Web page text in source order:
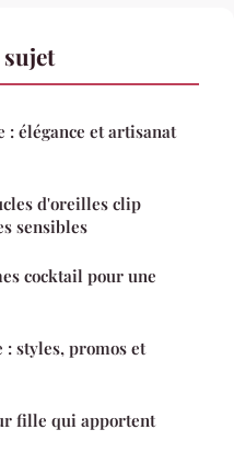
élégance et artisanat
d'oreilles clip
sensibles
cocktail pour une
: styles, promos et
fille qui apportent